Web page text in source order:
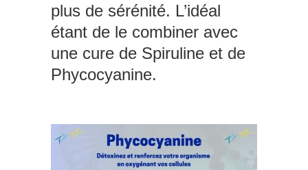
plus de sérénité. L’idéal
étant de le combiner avec
une cure de Spiruline et de
Phycocyanine.